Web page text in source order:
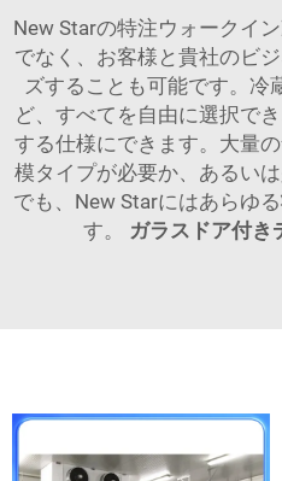
New Starの特注ウォークイ
でなく、お客様と貴社のビ
ズすることも可能です。冷
ど、すべてを自由に選択で
する仕様にできます。大量
模タイプが必要か、あるい
でも、New Starにはあらゆ
す。 ガラスドア付き